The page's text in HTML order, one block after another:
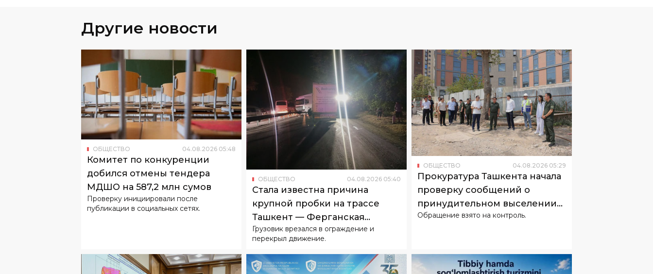
ОБЩЕСТВО 04 .08.2026 05:48
Комитет по конкуренции
добился отмены тендера
МДШО на 587,2 млн сумов
Проверку инициировали после
публикации в социальных сетях.
ОБЩЕСТВО 04 .08.2026 05: 40
Стала известна причина
крупной пробки на трассе
Ташкент — Ферганская
долина
Грузовик врезался в ограждение и
перекрыл движение.
ОБЩЕСТВО 04.08.2026 05:29
Прокуратура Ташкента начала
проверку сообщений о
принудительном выселении
жителей
Обращение взято на контроль.